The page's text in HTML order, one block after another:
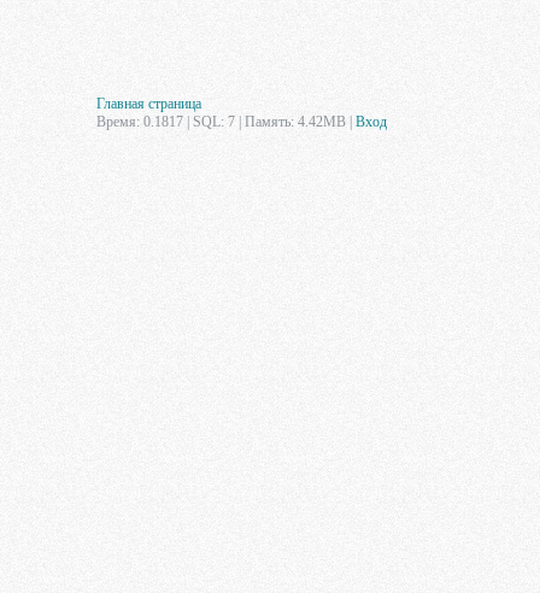
Главная страница
Время: 0.1817 | SQL: 7 | Память: 4.42MB Вход